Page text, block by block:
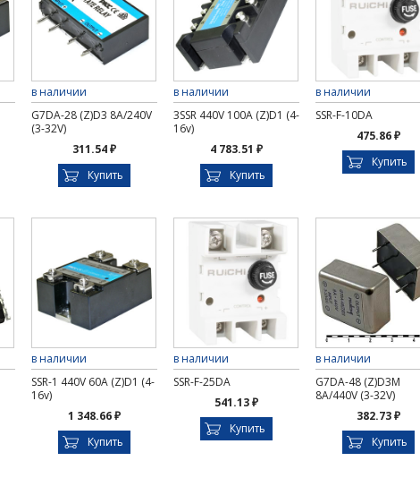
в наличии
G7DA-28 (Z)D3 8A/240V
(3-32V)
311.54 ₽
Купить
в наличии
3SSR 440V 100A (Z)D1 (4-
16v)
4 783.51 ₽
Купить
в наличии
SSR-F-10DA
475.86 ₽
Купить
в наличии
SSR-1 440V 60A (Z)D1 (4-
16v)
1 348.66 ₽
Купить
в наличии
SSR-F-25DA
541.13 ₽
Купить
в наличии
G7DA-48 (Z)D3M
8A/440V (3-32V)
382.73 ₽
Купить